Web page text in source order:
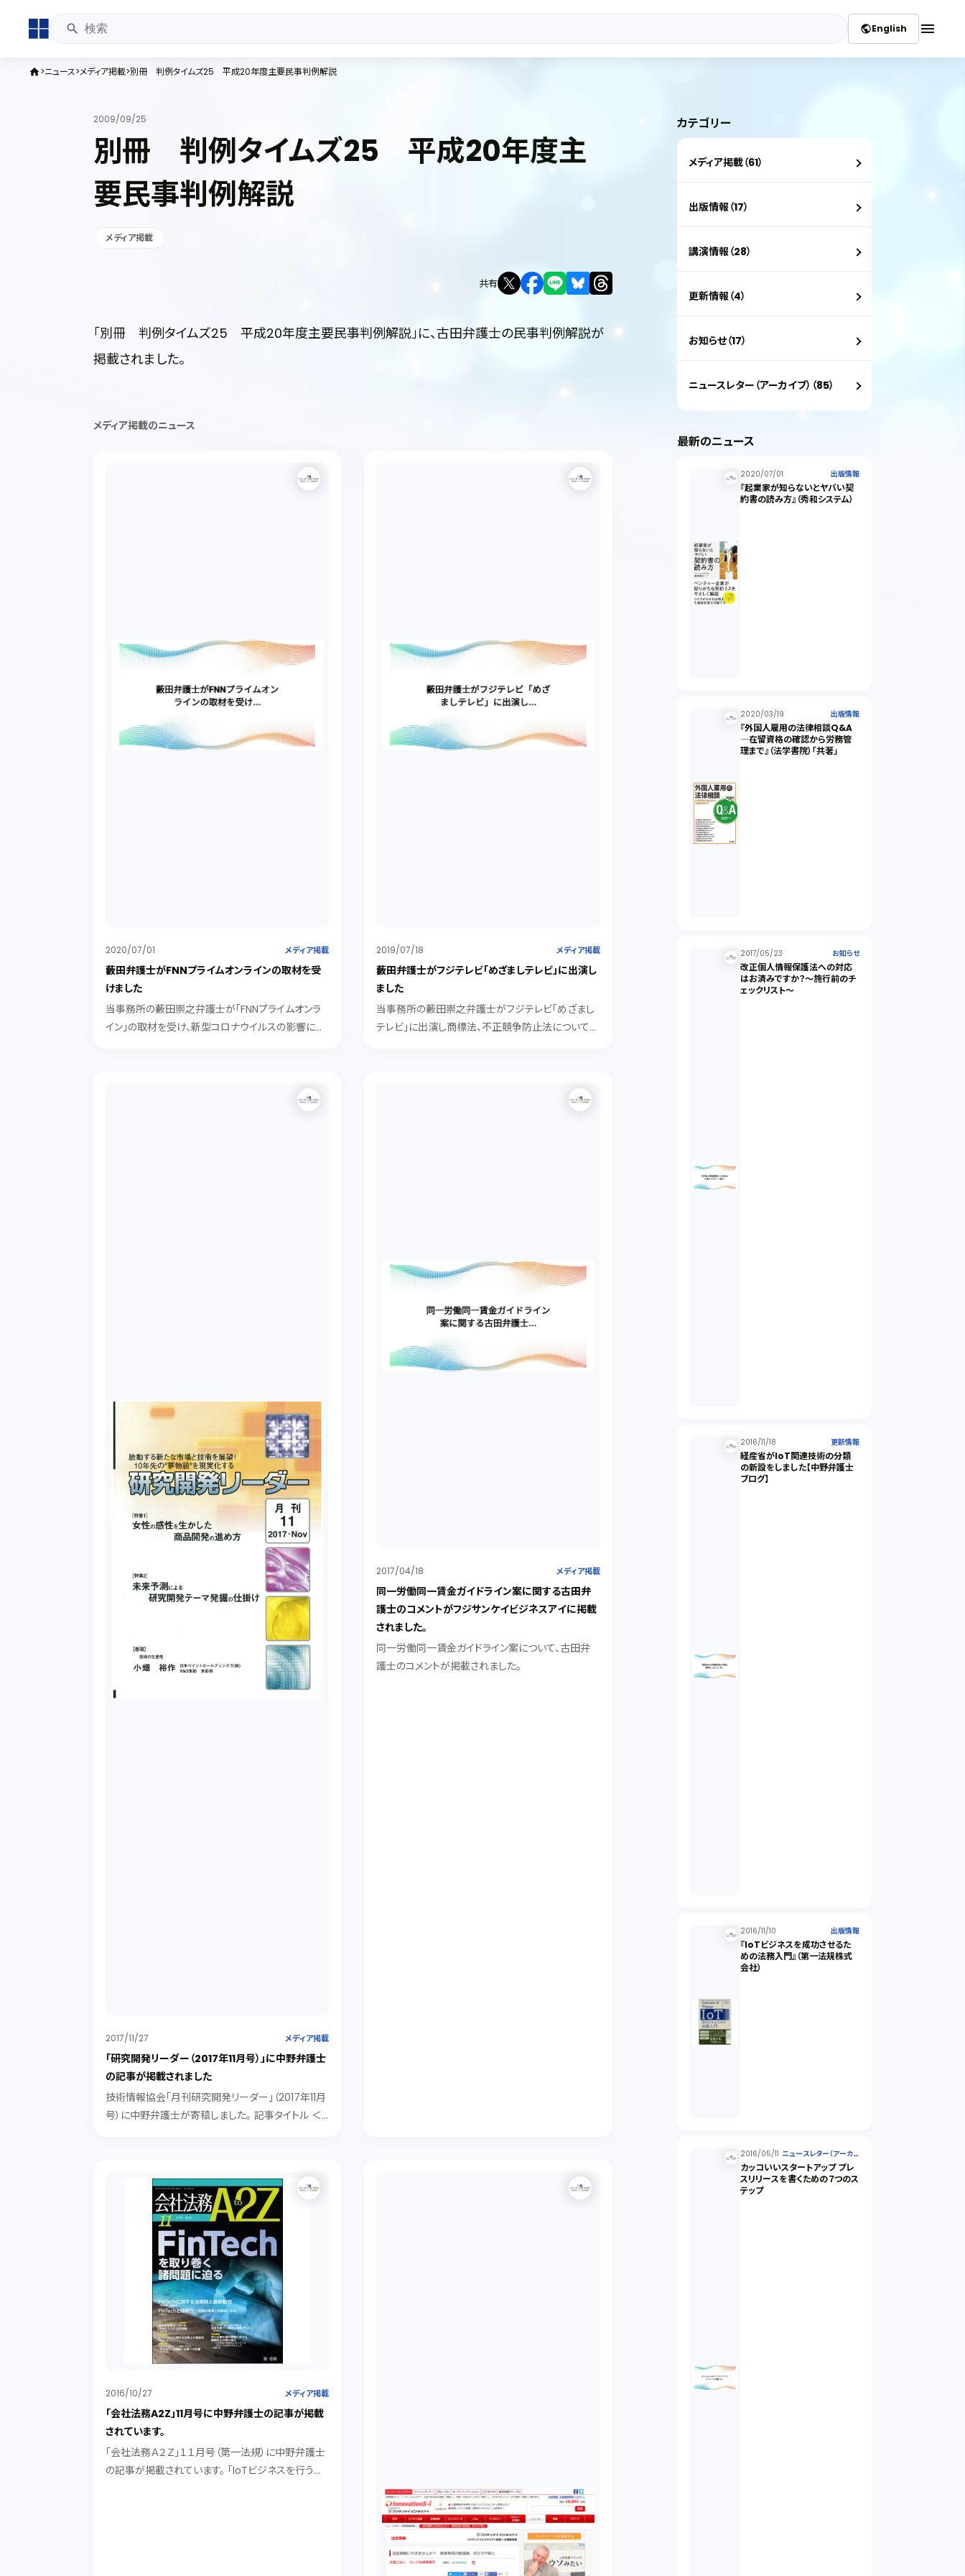
publicEnglish menu
home ニュース メディア掲載 別冊 判例タイムズ25 平成20年度主要民事判例解説
2009/09/25
別冊 判例タイムズ25 平成20年度主
要民事判例解説
メディア掲載
共有
「別冊 判例タイムズ25 平成20年度主要民事判例解説」に、古田弁護士の民事判例解説が
掲載されました。
メディア掲載のニュース
2020/07/01 メディア掲載
藪田弁護士がFNNプライムオンラインの取材を受
けました
当事務所の藪田崇之弁護士が「FNNプライムオンラ
イン」の取材を受け、新型コロナウイルスの影響によ
2019/07/18 メディア掲載
藪田弁護士がフジテレビ「めざましテレビ」に出演し
ました
当事務所の藪田崇之弁護士がフジテレビ「めざまし
テレビ」に出演し商標法、不正競争防止法についてコ
2017/11/27 メディア掲載
「研究開発リーダー（2017年11月号）」に中野弁護士
の記事が掲載されました
技術情報協会「月刊研究開発リーダー」（2017年11月
号）に中野弁護士が寄稿しました。 記事タイトル ＜
2017/04/18 メディア掲載
同一労働同一賃金ガイドライン案に関する古田弁
護士のコメントがフジサンケイビジネスアイに掲載
されました。
同一労働同一賃金ガイドライン案について、古田弁
護士のコメントが掲載されました。
2016/10/27 メディア掲載
「会社法務A2Z」11月号に中野弁護士の記事が掲載
されています。
「会社法務Ａ２Ｚ」１１月号（第一法規）に中野弁護士
の記事が掲載されています。 「IoTビジネスを行う際
カテゴリー
メディア掲載（61）
出版情報（17）
講演情報（28）
更新情報（4）
お知らせ（17）
ニュースレター（アーカイブ）（85）
最新のニュース
2020/07/01 出版情報
『起業家が知らないとヤバい契
約書の読み方』（秀和システム）
2020/03/19 出版情報
『外国人雇用の法律相談Q&A
―在留資格の確認から労務管
理まで』（法学書院）「共著」
2017/05/23 お知らせ
改正個人情報保護法への対応
はお済みですか？～施行前のチ
ェックリスト～
2016/11/18 更新情報
経産省がIoT関連技術の分類
の新設をしました【中野弁護士
ブログ】
2016/11/10 出版情報
『IoTビジネスを成功させるた
めの法務入門』（第一法規株式
会社）
2016/05/11 ニュースレター（アーカイ
ブ）
カッコいいスタートアップ プレ
スリリースを書くための７つのス
テップ